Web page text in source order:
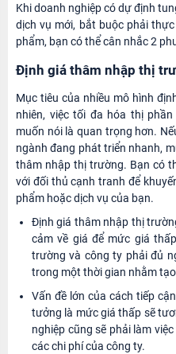
Khi doanh nghiệp có dự định
dịch vụ mới, bắt buộc phải
phẩm, bạn có thể cân nhắc 2
Định giá thâm nhập thị
Mục tiêu của nhiều mô hình
nhiên, việc tối đa hóa thị
muốn nói là quan trọng hơn.
ngành đang phát triển nhanh,
thâm nhập thị trường. Bạn có
với đối thủ cạnh tranh để
phẩm hoặc dịch vụ của bạn.
Định giá thâm nhập thị
cảm về giá để mức giá
trường và công ty phải đủ
trong một thời gian nhằm
Vấn đề lớn của cách tiếp
tưởng là mức giá thấp sẽ
nghiệp cũng sẽ phải làm
các chi phí của công ty.